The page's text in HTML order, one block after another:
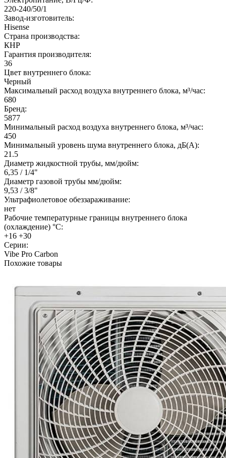
220-240/50/1
Завод-изготовитель:
Hisense
Страна производства:
КНР
Гарантия производителя:
36
Цвет внутреннего блока:
Черный
Максимальный расход воздуха внутреннего блока, м³/час:
680
Бренд:
5877
Минимальный расход воздуха внутреннего блока, м³/час:
450
Минимальный уровень шума внутреннего блока, дБ(А):
21.5
Диаметр жидкостной трубы, мм/дюйм:
6,35 / 1/4"
Диаметр газовой трубы мм/дюйм:
9,53 / 3/8"
Ультрафиолетовое обеззараживание:
нет
Рабочие температурные границы внутреннего блока
(охлаждение) °C:
+16 +30
Серии:
Vibe Pro Carbon
Похожие товары